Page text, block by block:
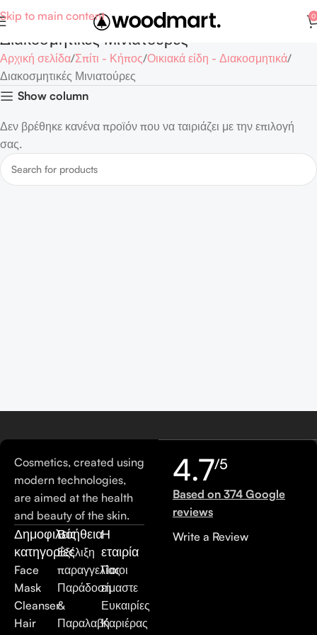
Skip to main content 0
Διακοσμητικές Μινιατούρες
Αρχική σελίδα Σπίτι - Κήπος Οικιακά είδη - Διακοσμητικά
Διακοσμητικές Μινιατούρες
Show column
Δεν βρέθηκε κανένα προϊόν που να ταιριάζει με την επιλογή
σας.
Cosmetics, created using
modern technologies,
are aimed at the health
and beauty of the skin.
Δημοφιλείς
κατηγορίες
Face
Mask
Cleanser
Hair
Βοήθεια
Εξέλιξη
παραγγελίας
Παράδοση
&
Παραλαβή
Η
εταιρία
Ποιοι
είμαστε
Ευκαιρίες
Καριέρας
4.7/5
Based on 374 Google
reviews
Write a Review